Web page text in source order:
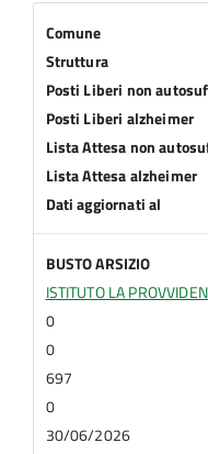
Comune
Struttura
Posti Liberi non
Posti Liberi alzheimer
Lista Attesa non
Lista Attesa alzheimer
Dati aggiornati al
BUSTO ARSIZIO
ISTITUTO LA
0
0
697
0
30/06/2026